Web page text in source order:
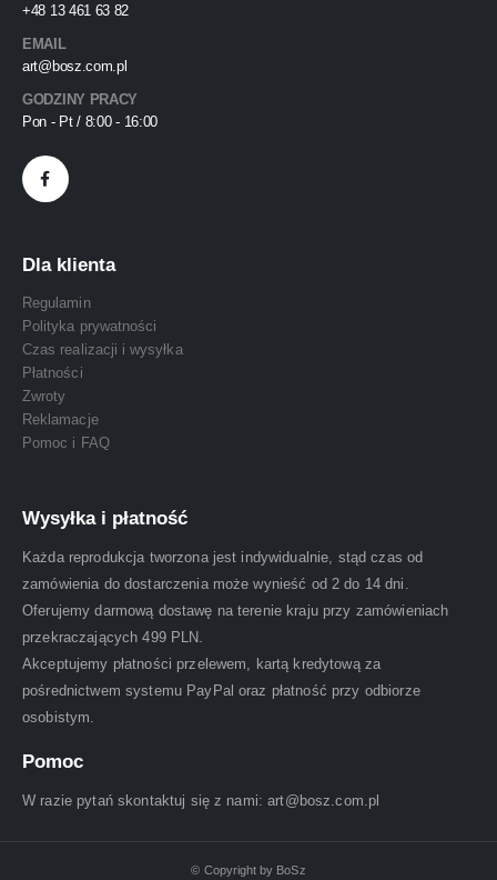
+48 13 461 63 82
EMAIL
art@bosz.com.pl
GODZINY PRACY
Pon - Pt / 8:00 - 16:00
Dla klienta
Regulamin
Polityka prywatności
Czas realizacji i wysyłka
Płatności
Zwroty
Reklamacje
Pomoc i FAQ
Wysyłka i płatność
Każda reprodukcja tworzona jest indywidualnie, stąd czas od
zamówienia do dostarczenia może wynieść od 2 do 14 dni.
Oferujemy darmową dostawę na terenie kraju przy zamówieniach
przekraczających 499 PLN.
Akceptujemy płatności przelewem, kartą kredytową za
pośrednictwem systemu PayPal oraz płatność przy odbiorze
osobistym.
Pomoc
W razie pytań skontaktuj się z nami: art@bosz.com.pl
© Copyright by BoSz